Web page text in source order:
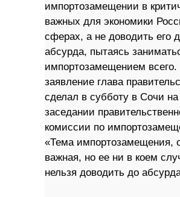
импортозамещении в
важных для экономики
сферах, а не доводить его
абсурда, пытаясь
импортозамещением всего.
заявление глава
сделал в субботу в Сочи на
заседании
комиссии по
«Тема импортозамещения,
важная, но ее ни в коем
нельзя доводить до